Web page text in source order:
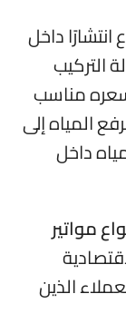
داخل
التركيب
مناسب
المياه إلى
داخل
مواتير
الذين